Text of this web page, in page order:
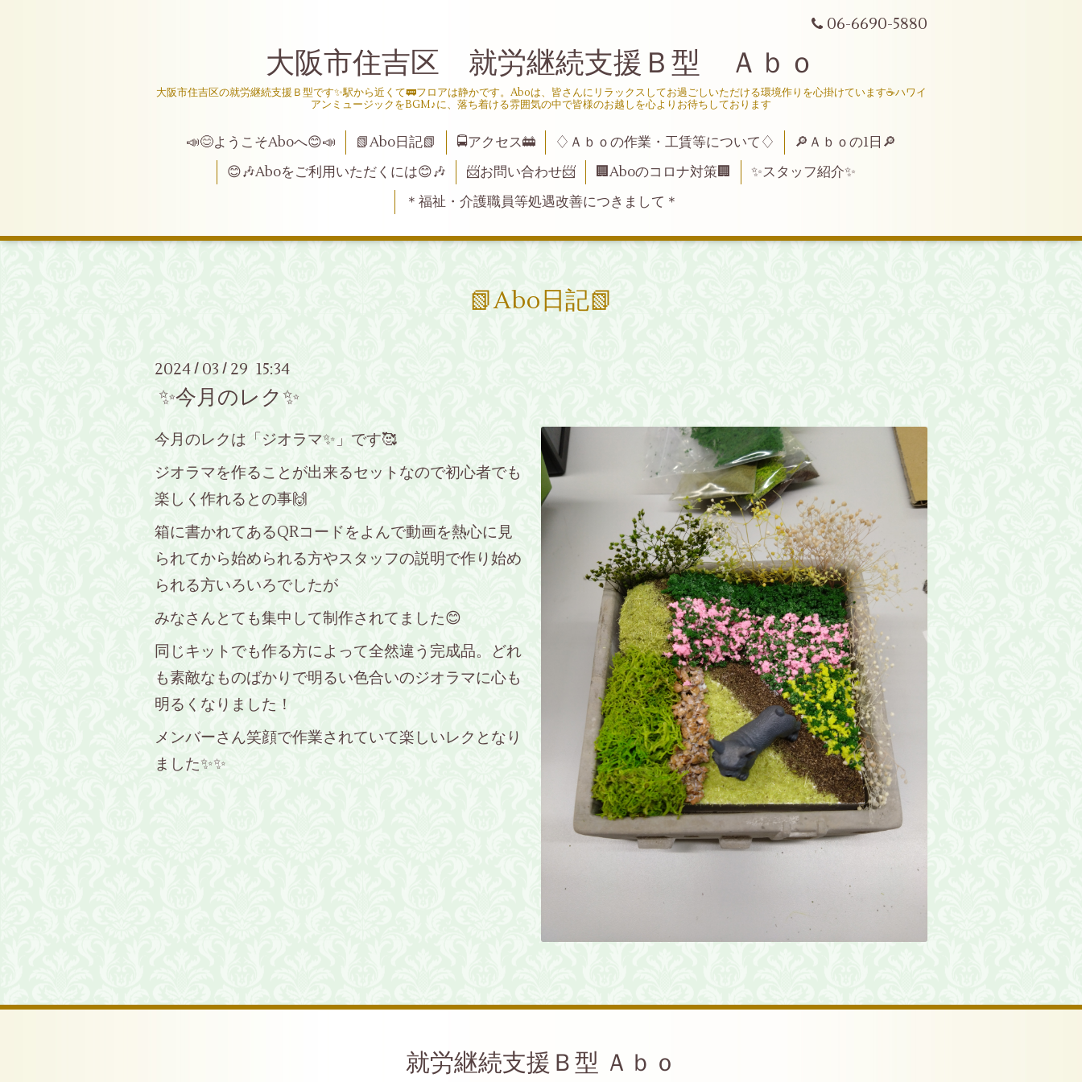
06-6690-5880
大阪市住吉区 就労継続支援Ｂ型 Ａｂｏ
大阪市住吉区の就労継続支援Ｂ型です✨駅から近くて🚃フロアは静かです。Aboは、皆さんにリラックスしてお過ごしいただける環境作りを心掛けています☕ハワイ
アンミュージックをBGM♪に、落ち着ける雰囲気の中で皆様のお越しを心よりお待ちしております
📣😊ようこそAboへ😊📣 📗Abo日記📗 🚍アクセス🚋 ♢Ａｂｏの作業・工賃等について♢
🔎Ａｂｏの1日🔎
😊🎶Aboをご利用いただくには😊🎶
📨お問い合わせ📨 🏢Aboのコロナ対策🏢
✨スタッフ紹介✨
＊福祉・介護職員等処遇改善につきまして＊
📗Abo日記📗
2024 / 03 / 29 15:34
✨今月のレク✨
今月のレクは「ジオラマ✨」です🥰
ジオラマを作ることが出来るセットなので初心者でも
楽しく作れるとの事🙌
箱に書かれてあるQRコードをよんで動画を熱心に見
られてから始められる方やスタッフの説明で作り始め
られる方いろいろでしたが
みなさんとても集中して制作されてました😊
同じキットでも作る方によって全然違う完成品。どれ
も素敵なものばかりで明るい色合いのジオラマに心も
明るくなりました！
メンバーさん笑顔で作業されていて楽しいレクとなり
ました✨✨
就労継続支援Ｂ型 Ａｂｏ